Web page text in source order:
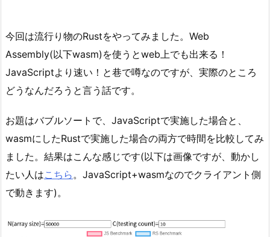
今回は流行り物のRustをやってみました。Web
Assembly(以下wasm)を使うとweb上でも出来る！
JavaScriptより速い！と巷で噂なのですが、実際のところ
どうなんだろうと言う話です。
お題はバブルソートで、JavaScriptで実施した場合と、
wasmにしたRustで実施した場合の両方で時間を比較してみ
ました。結果はこんな感じです(以下は画像ですが、動かし
たい人はこちら。JavaScript+wasmなのでクライアント側
で動きます)。